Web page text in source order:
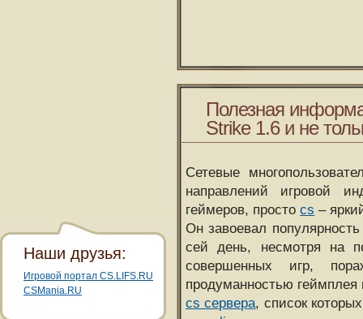
Полезная
Strike 1.6 и не
Сетевые
направлений игровой
геймеров, простоcs –
Он завоевал
сей день, несмотря на
совершенных игр,
продуманностью
cs сервера, список
Наши друзья:
Игровой портал CS.LIFS.RU
CSMania.RU